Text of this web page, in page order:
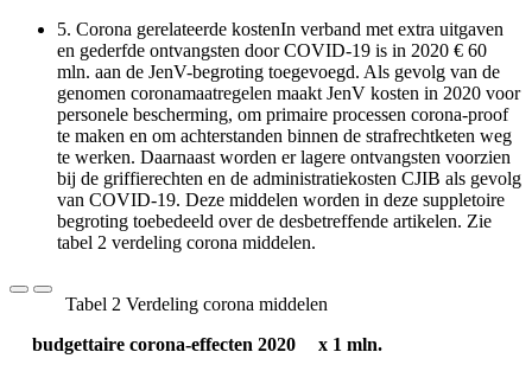
5. Corona gerelateerde kostenIn verband met extra uitgaven
en gederfde ontvangsten door COVID-19 is in 2020 € 60
mln. aan de JenV-begroting toegevoegd. Als gevolg van de
genomen coronamaatregelen maakt JenV kosten in 2020 voor
personele bescherming, om primaire processen corona-proof
te maken en om achterstanden binnen de strafrechtketen weg
te werken. Daarnaast worden er lagere ontvangsten voorzien
bij de griffierechten en de administratiekosten CJIB als gevolg
van COVID-19. Deze middelen worden in deze suppletoire
begroting toebedeeld over de desbetreffende artikelen. Zie
tabel 2 verdeling corona middelen.
Tabel 2 Verdeling corona middelen
budgettaire corona-effecten 2020
x 1 mln.